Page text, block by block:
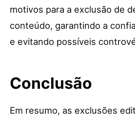
motivos para a exclusão de
conteúdo, garantindo a
e evitando possíveis
Conclusão
Em resumo, as exclusões